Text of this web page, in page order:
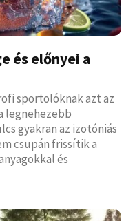
és előnyei a
sportolóknak azt az
legnehezebb
gyakran az izotóniás
csupán frissítik a
és